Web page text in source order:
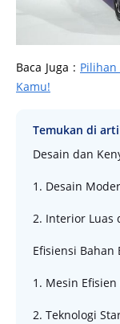
Baca Juga : Pilihan
Kamu!
Temukan di
Desain dan
1. Desain
2. Interior Luas
Efisiensi Bahan
1. Mesin
2. Teknologi